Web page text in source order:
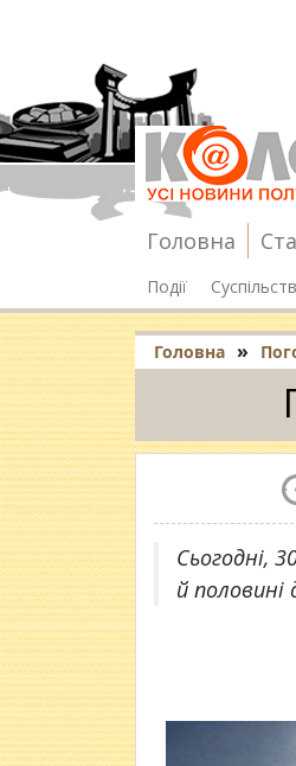
Головна
Події
Головна »
Сьогодні,
й